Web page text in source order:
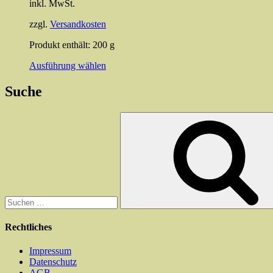
inkl. MwSt.
zzgl. Versandkosten
Produkt enthält: 200 g
Ausführung wählen
gewählt
werden
Suche
Rechtliches
Impressum
Datenschutz